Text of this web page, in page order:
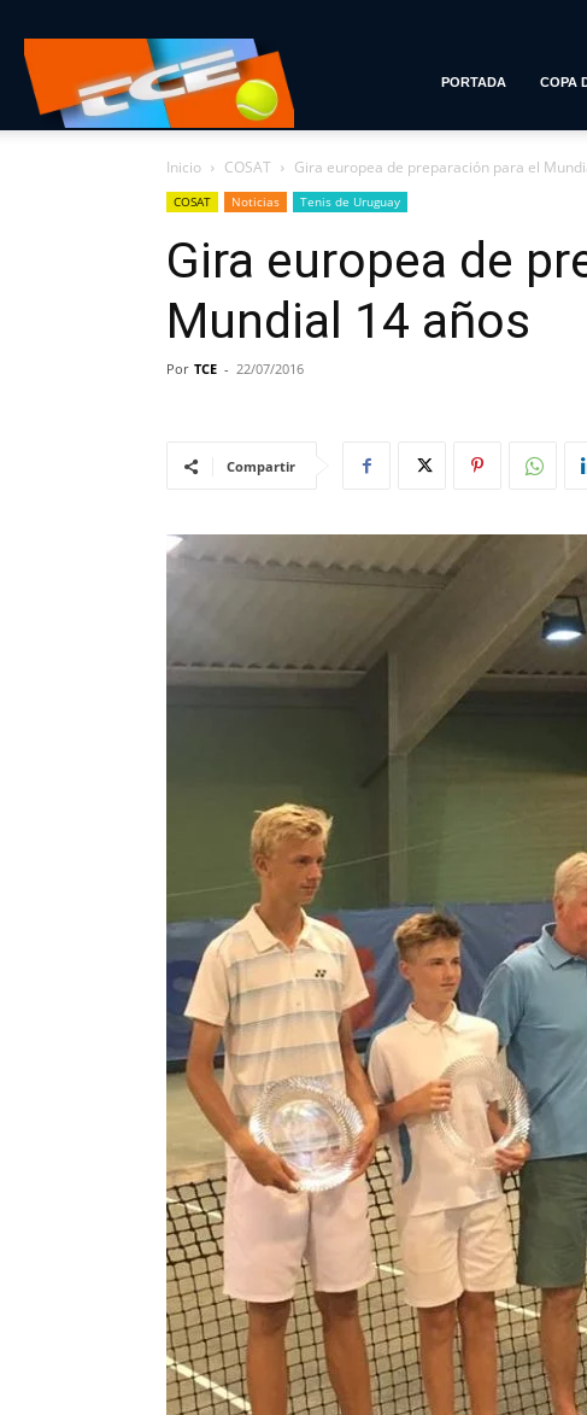
con
Estilo
PORTADA COPA
Inicio COSAT Gira europea de preparación para el
COSAT Noticias Tenis de Uruguay
Gira europea de
Mundial 14 años
Por TCE - 22/07/2016
Compartir